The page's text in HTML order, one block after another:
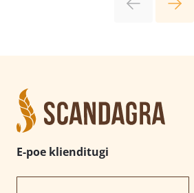
E-poe klienditugi